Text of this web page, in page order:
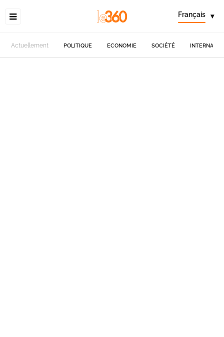
Français ▾
Actuellement POLITIQUE ECONOMIE SOCIÉTÉ